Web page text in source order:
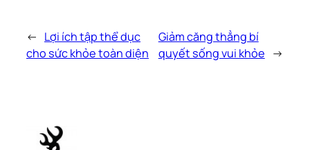
← Lợi ích tập thể dục
cho sức khỏe toàn diện
Giảm căng thẳng bí
quyết sống vui khỏe →